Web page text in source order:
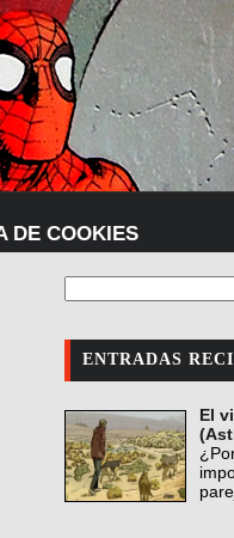
DE COOKIES
ENTRADAS
El